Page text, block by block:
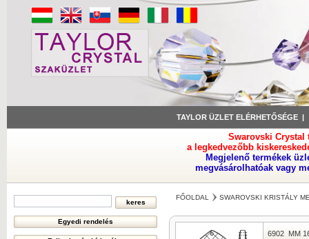
TAYLOR ÜZLET ELÉRHETŐSÉGE
Swarovski Crystal
a legkedvezőbb
Megjelenő termékek
megvásárolhatóak vagy
FŐOLDAL SWAROVSKI KRISTÁLY
6902 MM